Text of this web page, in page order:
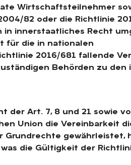
Wirtschaftsteilnehmer
82 oder die Richtlinie
in innerstaatliches Recht
für die in nationalen
2016/681 fallende
Behörden zu den
der Art. 7, 8 und 21 sowie
Union die Vereinbarkeit
Grundrechte gewährleistet,
die Gültigkeit der